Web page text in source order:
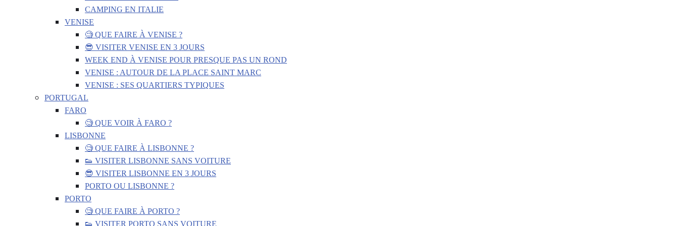
CAMPING EN ITALIE
VENISE
🧐 QUE FAIRE À VENISE ?
😎 VISITER VENISE EN 3 JOURS
WEEK END À VENISE POUR PRESQUE PAS UN ROND
VENISE : AUTOUR DE LA PLACE SAINT MARC
VENISE : SES QUARTIERS TYPIQUES
PORTUGAL
FARO
🧐 QUE VOIR À FARO ?
LISBONNE
🧐 QUE FAIRE À LISBONNE ?
👟 VISITER LISBONNE SANS VOITURE
😎 VISITER LISBONNE EN 3 JOURS
PORTO OU LISBONNE ?
PORTO
🧐 QUE FAIRE À PORTO ?
👟 VISITER PORTO SANS VOITURE